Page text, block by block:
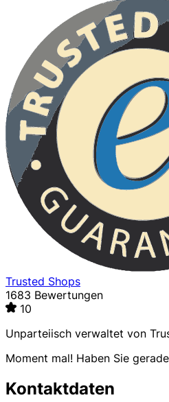
Trusted Shops
1683 Bewertungen
10
Unparteiisch verwaltet von
Moment mal! Haben Sie
Kontaktdaten